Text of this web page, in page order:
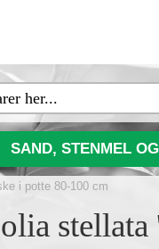
SAND, STENMEL
i potte 80-100 cm